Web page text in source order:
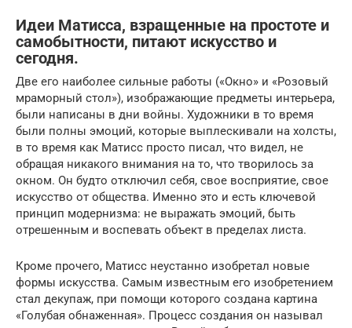
Идеи Матисса, взращенные на простоте и
самобытности, питают искусство и
сегодня.
Две его наиболее сильные работы («Окно» и «Розовый
мраморный стол»), изображающие предметы интерьера,
были написаны в дни войны. Художники в то время
были полны эмоций, которые выплескивали на холсты,
в то время как Матисс просто писал, что видел, не
обращая никакого внимания на то, что творилось за
окном. Он будто отключил себя, свое восприятие, свое
искусство от общества. Именно это и есть ключевой
принцип модернизма: не выражать эмоций, быть
отрешенным и воспевать объект в пределах листа.
Кроме прочего, Матисс неустанно изобретал новые
формы искусства. Самым известным его изобретением
стал декупаж, при помощи которого создана картина
«Голубая обнаженная». Процесс создания он называл